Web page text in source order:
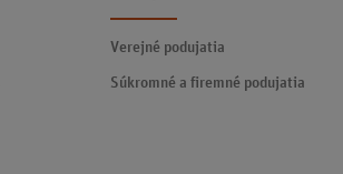
Verejné podujatia
Súkromné a firemné podujatia